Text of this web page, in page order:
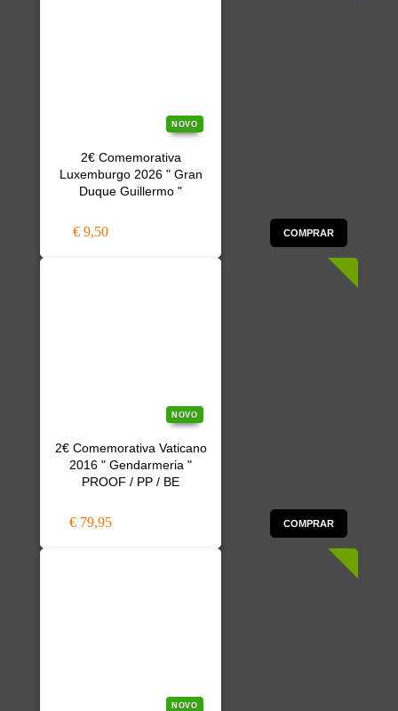
NOVO
2€ Comemorativa
Luxemburgo 2026 " Gran
Duque Guillermo "
€ 9,50 COMPRAR
NOVO
2€ Comemorativa Vaticano
2016 " Gendarmeria "
PROOF / PP / BE
€ 79,95 COMPRAR
NOVO